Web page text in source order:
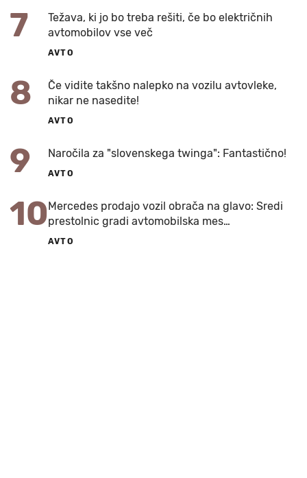
7
Težava, ki jo bo treba rešiti, če bo električnih
avtomobilov vse več
AVTO
8
Če vidite takšno nalepko na vozilu avtovleke,
nikar ne nasedite!
AVTO
9 Naročila za "slovenskega twinga": Fantastično!
AVTO
10 Mercedes prodajo vozil obrača na glavo: Sredi
prestolnic gradi avtomobilska mes…
AVTO